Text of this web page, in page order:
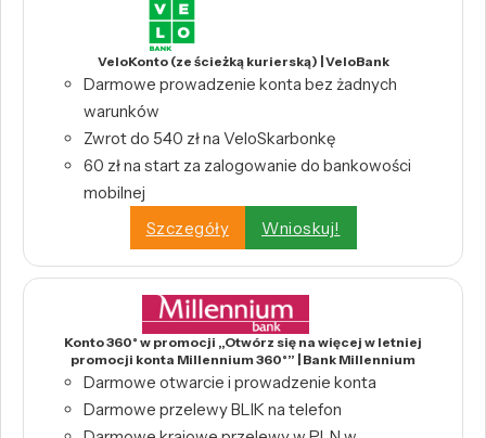
VeloKonto (ze ścieżką kurierską) | VeloBank
Darmowe prowadzenie konta bez żadnych
warunków
Zwrot do 540 zł na VeloSkarbonkę
60 zł na start za zalogowanie do bankowości
mobilnej
Szczegóły
Wnioskuj!
Konto 360° w promocji „Otwórz się na więcej w letniej
promocji konta Millennium 360°” | Bank Millennium
Darmowe otwarcie i prowadzenie konta
Darmowe przelewy BLIK na telefon